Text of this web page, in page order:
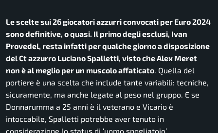
Le scelte sui 26 giocatori azzurri convocati per Euro 2024
sono definitive, o quasi. Il primo degli esclusi, Ivan
Provedel, resta infatti per qualche giorno a disposizione
del Ct azzurro Luciano Spalletti, visto che Alex Meret
non è al meglio per un muscolo affaticato. Quella del
portiere è una scelta che include tante variabili: tecniche,
sicuramente, ma anche legate al peso nel gruppo. E se
Donnarumma a 25 anni è il veterano e Vicario è
intoccabile, Spalletti potrebbe aver tenuto in
considerazione lo status di ‘uomo spogliatoio’